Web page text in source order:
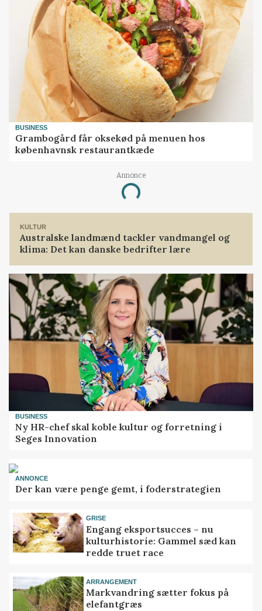
BUSINESS
Grambogård får oksekød på menuen hos
københavnsk restaurantkæde
Annonce
Loading...
KULTUR
Australske landmænd tackler vandmangel og
klima: Det kan danske bedrifter lære
BUSINESS
Ny HR-chef skal koble kultur og forretning i
Seges Innovation
ANNONCE
Der kan være penge gemt, i foderstrategien
GRISE
Engang eksportsucces – nu
kulturhistorie: Gammel sæd kan
redde truet race
ARRANGEMENT
Markvandring sætter fokus på
elefantgræs